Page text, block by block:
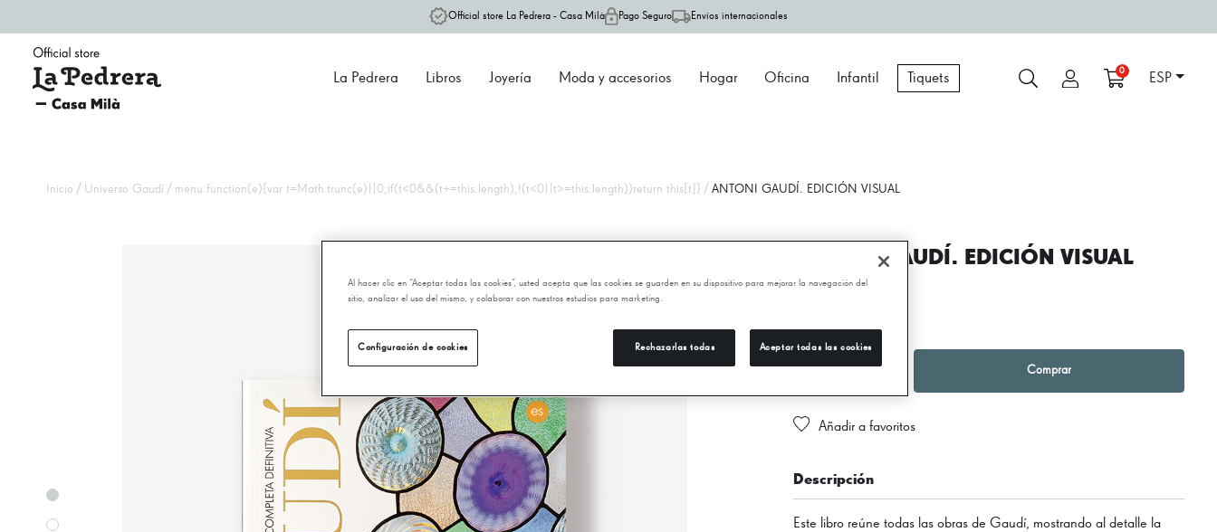
Official store La Pedrera - Casa Milà Pago Seguro Envíos internacionales
La Pedrera Libros Joyería Moda y accesorios Hogar Oficina Infantil Tiquets
0
ESP
Inicio / Universo Gaudí / menu.function(e){var t=Math.trunc(e)||0;if(t<0&&(t+=this.length),!(t<0||t>=this.length))return this[t]} / ANTONI GAUDÍ. EDICIÓN VISUAL
ANTONI GAUDÍ. EDICIÓN VISUAL
− 1 Comprar
Añadir a favoritos
Descripción
Este libro reúne todas las obras de Gaudí, mostrando al detalle la
Al hacer clic en “Aceptar todas las cookies”, usted acepta que las cookies se guarden en su dispositivo para mejorar la navegación del
sitio, analizar el uso del mismo, y colaborar con nuestros estudios para marketing.
Configuración de cookies Rechazarlas todas Aceptar todas las cookies